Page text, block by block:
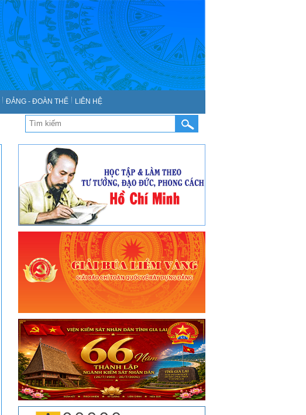
ĐẢNG - ĐOÀN THỂ LIÊN HỆ